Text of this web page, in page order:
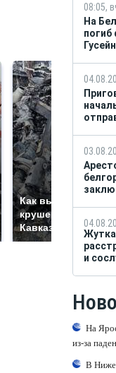
Как выглядит место
крушение
Кавказе: смотреть
08:05,
На
и
На
из-за
В